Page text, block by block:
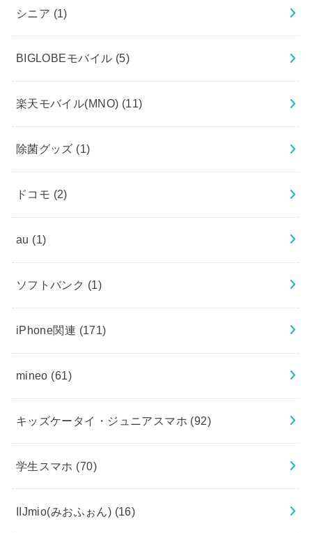
シニア (1)
BIGLOBEモバイル (5)
楽天モバイル(MNO) (11)
除菌グッズ (1)
ドコモ (2)
au (1)
ソフトバンク (1)
iPhone関連 (171)
mineo (61)
キッズケータイ・ジュニアスマホ (92)
学生スマホ (70)
IIJmio(みおふぉん) (16)